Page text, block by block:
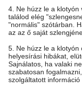
4. Ne húzz le a klotyón
találod elég
"normális" szótárban.
az az ő saját
5. Ne húzz le a klotyón
helyesírási hibákat,
Sajnálatos, ha valaki
szabatosan
szolgáltatott információ